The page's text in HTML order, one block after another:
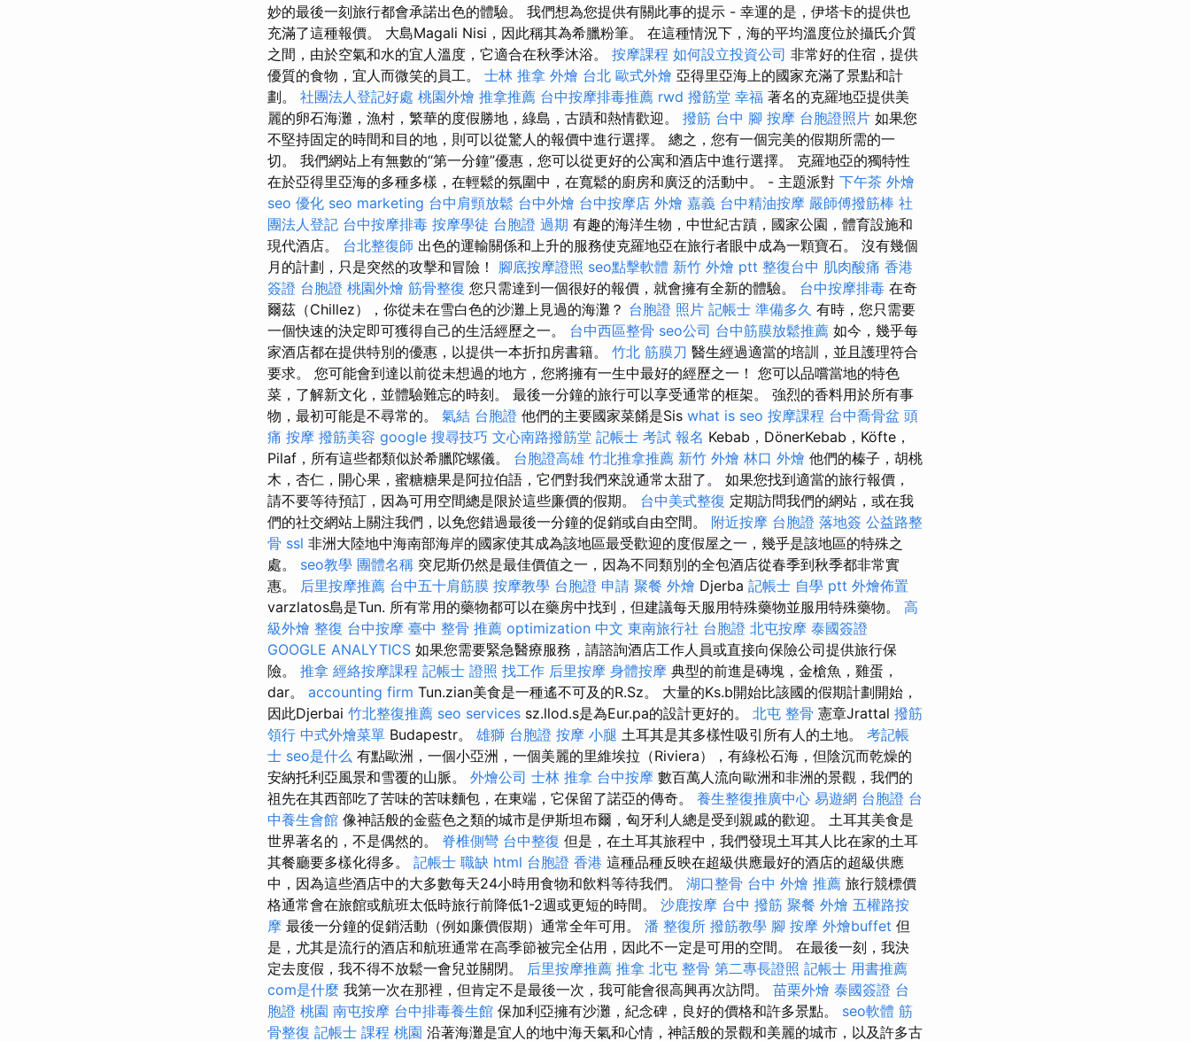
妙的最後一刻旅行都會承諾出色的體驗。 我們想為您提供有關此事的提示 - 幸運的是，伊塔卡的提供也
充滿了這種報價。 大島Magali Nisi，因此稱其為希臘粉筆。 在這種情況下，海的平均溫度位於攝氏介質
之間，由於空氣和水的宜人溫度，它適合在秋季沐浴。 按摩課程 如何設立投資公司 非常好的住宿，提供
優質的食物，宜人而微笑的員工。 士林 推拿 外燴 台北 歐式外燴 亞得里亞海上的國家充滿了景點和計
劃。 社團法人登記好處 桃園外燴 推拿推薦 台中按摩排毒推薦 rwd 撥筋堂 幸福 著名的克羅地亞提供美
麗的卵石海灘，漁村，繁華的度假勝地，綠島，古蹟和熱情歡迎。 撥筋 台中 腳 按摩 台胞證照片 如果您
不堅持固定的時間和目的地，則可以從驚人的報價中進行選擇。 總之，您有一個完美的假期所需的一
切。 我們網站上有無數的“第一分鐘”優惠，您可以從更好的公寓和酒店中進行選擇。 克羅地亞的獨特性
在於亞得里亞海的多種多樣，在輕鬆的氛圍中，在寬鬆的廚房和廣泛的活動中。 - 主題派對 下午茶 外燴
seo 優化 seo marketing 台中肩頸放鬆 台中外燴 台中按摩店 外燴 嘉義 台中精油按摩 嚴師傅撥筋棒 社
團法人登記 台中按摩排毒 按摩學徒 台胞證 過期 有趣的海洋生物，中世紀古蹟，國家公園，體育設施和
現代酒店。 台北整復師 出色的運輸關係和上升的服務使克羅地亞在旅行者眼中成為一顆寶石。 沒有幾個
月的計劃，只是突然的攻擊和冒險！ 腳底按摩證照 seo點擊軟體 新竹 外燴 ptt 整復台中 肌肉酸痛 香港
簽證 台胞證 桃園外燴 筋骨整復 您只需達到一個很好的報價，就會擁有全新的體驗。 台中按摩排毒 在奇
爾茲（Chillez），你從未在雪白色的沙灘上見過的海灘？ 台胞證 照片 記帳士 準備多久 有時，您只需要
一個快速的決定即可獲得自己的生活經歷之一。 台中西區整骨 seo公司 台中筋膜放鬆推薦 如今，幾乎每
家酒店都在提供特別的優惠，以提供一本折扣房書籍。 竹北 筋膜刀 醫生經過適當的培訓，並且護理符合
要求。 您可能會到達以前從未想過的地方，您將擁有一生中最好的經歷之一！ 您可以品嚐當地的特色
菜，了解新文化，並體驗難忘的時刻。 最後一分鐘的旅行可以享受通常的框架。 強烈的香料用於所有事
物，最初可能是不尋常的。 氣結 台胞證 他們的主要國家菜餚是Sis what is seo 按摩課程 台中喬骨盆 頭
痛 按摩 撥筋美容 google 搜尋技巧 文心南路撥筋堂 記帳士 考試 報名 Kebab，DönerKebab，Köfte，
Pilaf，所有這些都類似於希臘陀螺儀。 台胞證高雄 竹北推拿推薦 新竹 外燴 林口 外燴 他們的榛子，胡桃
木，杏仁，開心果，蜜糖糖果是阿拉伯語，它們對我們來說通常太甜了。 如果您找到適當的旅行報價，
請不要等待預訂，因為可用空間總是限於這些廉價的假期。 台中美式整復 定期訪問我們的網站，或在我
們的社交網站上關注我們，以免您錯過最後一分鐘的促銷或自由空間。 附近按摩 台胞證 落地簽 公益路整
骨 ssl 非洲大陸地中海南部海岸的國家使其成為該地區最受歡迎的度假屋之一，幾乎是該地區的特殊之
處。 seo教學 團體名稱 突尼斯仍然是最佳價值之一，因為不同類別的全包酒店從春季到秋季都非常實
惠。 后里按摩推薦 台中五十肩筋膜 按摩教學 台胞證 申請 聚餐 外燴 Djerba 記帳士 自學 ptt 外燴佈置
varzlatos島是Tun. 所有常用的藥物都可以在藥房中找到，但建議每天服用特殊藥物並服用特殊藥物。 高
級外燴 整復 台中按摩 臺中 整骨 推薦 optimization 中文 東南旅行社 台胞證 北屯按摩 泰國簽證
GOOGLE ANALYTICS 如果您需要緊急醫療服務，請諮詢酒店工作人員或直接向保險公司提供旅行保
險。 推拿 經絡按摩課程 記帳士 證照 找工作 后里按摩 身體按摩 典型的前進是磚塊，金槍魚，雞蛋，
dar。 accounting firm Tun.zian美食是一種遙不可及的R.Sz。 大量的Ks.b開始比該國的假期計劃開始，
因此Djerbai 竹北整復推薦 seo services sz.llod.s是為Eur.pa的設計更好的。 北屯 整骨 憲章Jrattal 撥筋
領行 中式外燴菜單 Budapestr。 雄獅 台胞證 按摩 小腿 土耳其是其多樣性吸引所有人的土地。 考記帳
士 seo是什么 有點歐洲，一個小亞洲，一個美麗的里維埃拉（Riviera），有綠松石海，但陰沉而乾燥的
安納托利亞風景和雪覆的山脈。 外燴公司 士林 推拿 台中按摩 數百萬人流向歐洲和非洲的景觀，我們的
祖先在其西部吃了苦味的苦味麵包，在東端，它保留了諾亞的傳奇。 養生整復推廣中心 易遊網 台胞證 台
中養生會館 像神話般的金藍色之類的城市是伊斯坦布爾，匈牙利人總是受到親戚的歡迎。 土耳其美食是
世界著名的，不是偶然的。 脊椎側彎 台中整復 但是，在土耳其旅程中，我們發現土耳其人比在家的土耳
其餐廳要多樣化得多。 記帳士 職缺 html 台胞證 香港 這種品種反映在超級供應最好的酒店的超級供應
中，因為這些酒店中的大多數每天24小時用食物和飲料等待我們。 湖口整骨 台中 外燴 推薦 旅行競標價
格通常會在旅館或航班太低時旅行前降低1-2週或更短的時間。 沙鹿按摩 台中 撥筋 聚餐 外燴 五權路按
摩 最後一分鐘的促銷活動（例如廉價假期）通常全年可用。 潘 整復所 撥筋教學 腳 按摩 外燴buffet 但
是，尤其是流行的酒店和航班通常在高季節被完全佔用，因此不一定是可用的空間。 在最後一刻，我決
定去度假，我不得不放鬆一會兒並關閉。 后里按摩推薦 推拿 北屯 整骨 第二專長證照 記帳士 用書推薦
com是什麼 我第一次在那裡，但肯定不是最後一次，我可能會很高興再次訪問。 苗栗外燴 泰國簽證 台
胞證 桃園 南屯按摩 台中排毒養生館 保加利亞擁有沙灘，紀念碑，良好的價格和許多景點。 seo軟體 筋
骨整復 記帳士 課程 桃園 沿著海灘是宜人的地中海天氣和心情，神話般的景觀和美麗的城市，以及許多古